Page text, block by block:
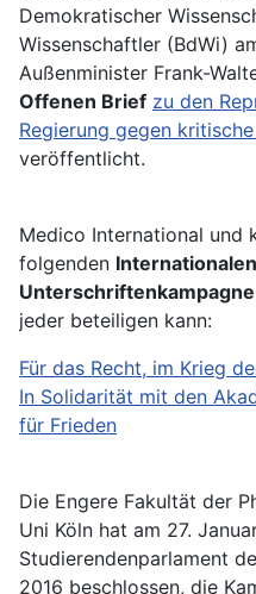
Demokratischer
Wissenschaftler (BdWi)
Außenminister Frank-
Offenen Brief zu den
Regierung gegen
veröffentlicht.
Medico International und
folgenden
Unterschriftenkampagne
jeder beteiligen kann:
Für das Recht, im Krieg
In Solidarität mit den
für Frieden
Die Engere Fakultät der
Uni Köln hat am 27.
Studierendenparlament
2016 beschlossen, die